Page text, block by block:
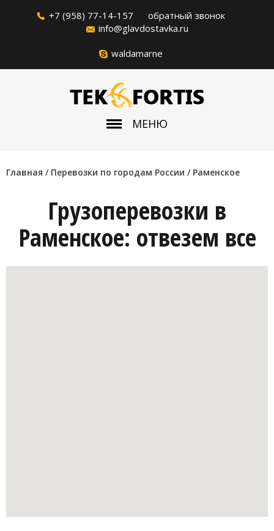
+7 (958) 77-14-157
обратный звонок
info@glavdostavka.ru
waldamarne
МЕНЮ
Главная / Перевозки по городам России / Раменское
Грузоперевозки в
Раменское: отвезем все